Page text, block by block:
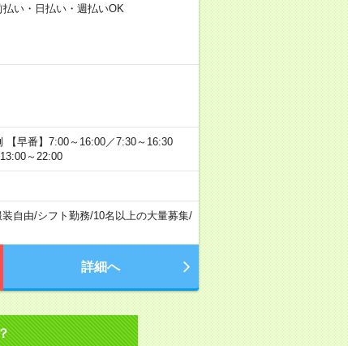
い・日払い・週払いOK
早番】7:00～16:00／7:30～16:30
～22:00
装自由/シフト勤務/10名以上の大量募集/
詳細へ